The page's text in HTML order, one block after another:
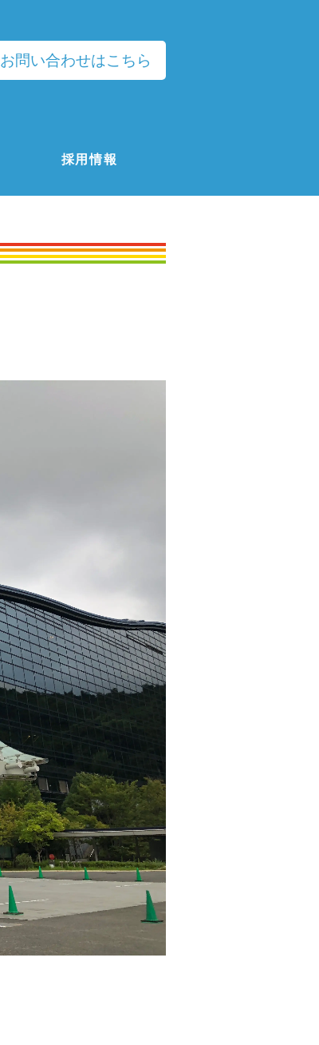
お問い合わせはこちら
採用情報